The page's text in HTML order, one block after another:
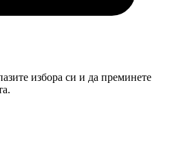
избора си и да преминете